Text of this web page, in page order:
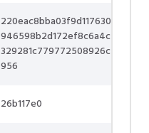
220eac8bba03f9d117630
946598b2d172ef8c6a4c
329281c779772508926c
956
26b117e0